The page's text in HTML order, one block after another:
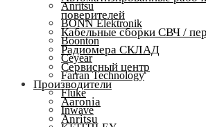
Anritsu
BONN Elektronik
Boonton
Ceyear
Farran Technology
Fluke
Inwave
поверителей
Кабельные сборки СВЧ /
Радиомера СКЛАД
Сервисный центр
Производители
Aaronia
Anritsu